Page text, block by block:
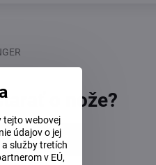
o nože?
KATFINGER
tejto webovej
údajov o jej
služby tretích
v EÚ,